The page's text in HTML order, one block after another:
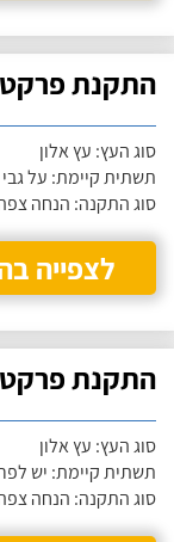
התקנת
סוג העץ: עץ אלון
תשתית קיימת: על
סוג התקנה: הנחה
לצפייה
התקנת
סוג העץ: עץ אלון
תשתית קיימת: יש
סוג התקנה: הנחה